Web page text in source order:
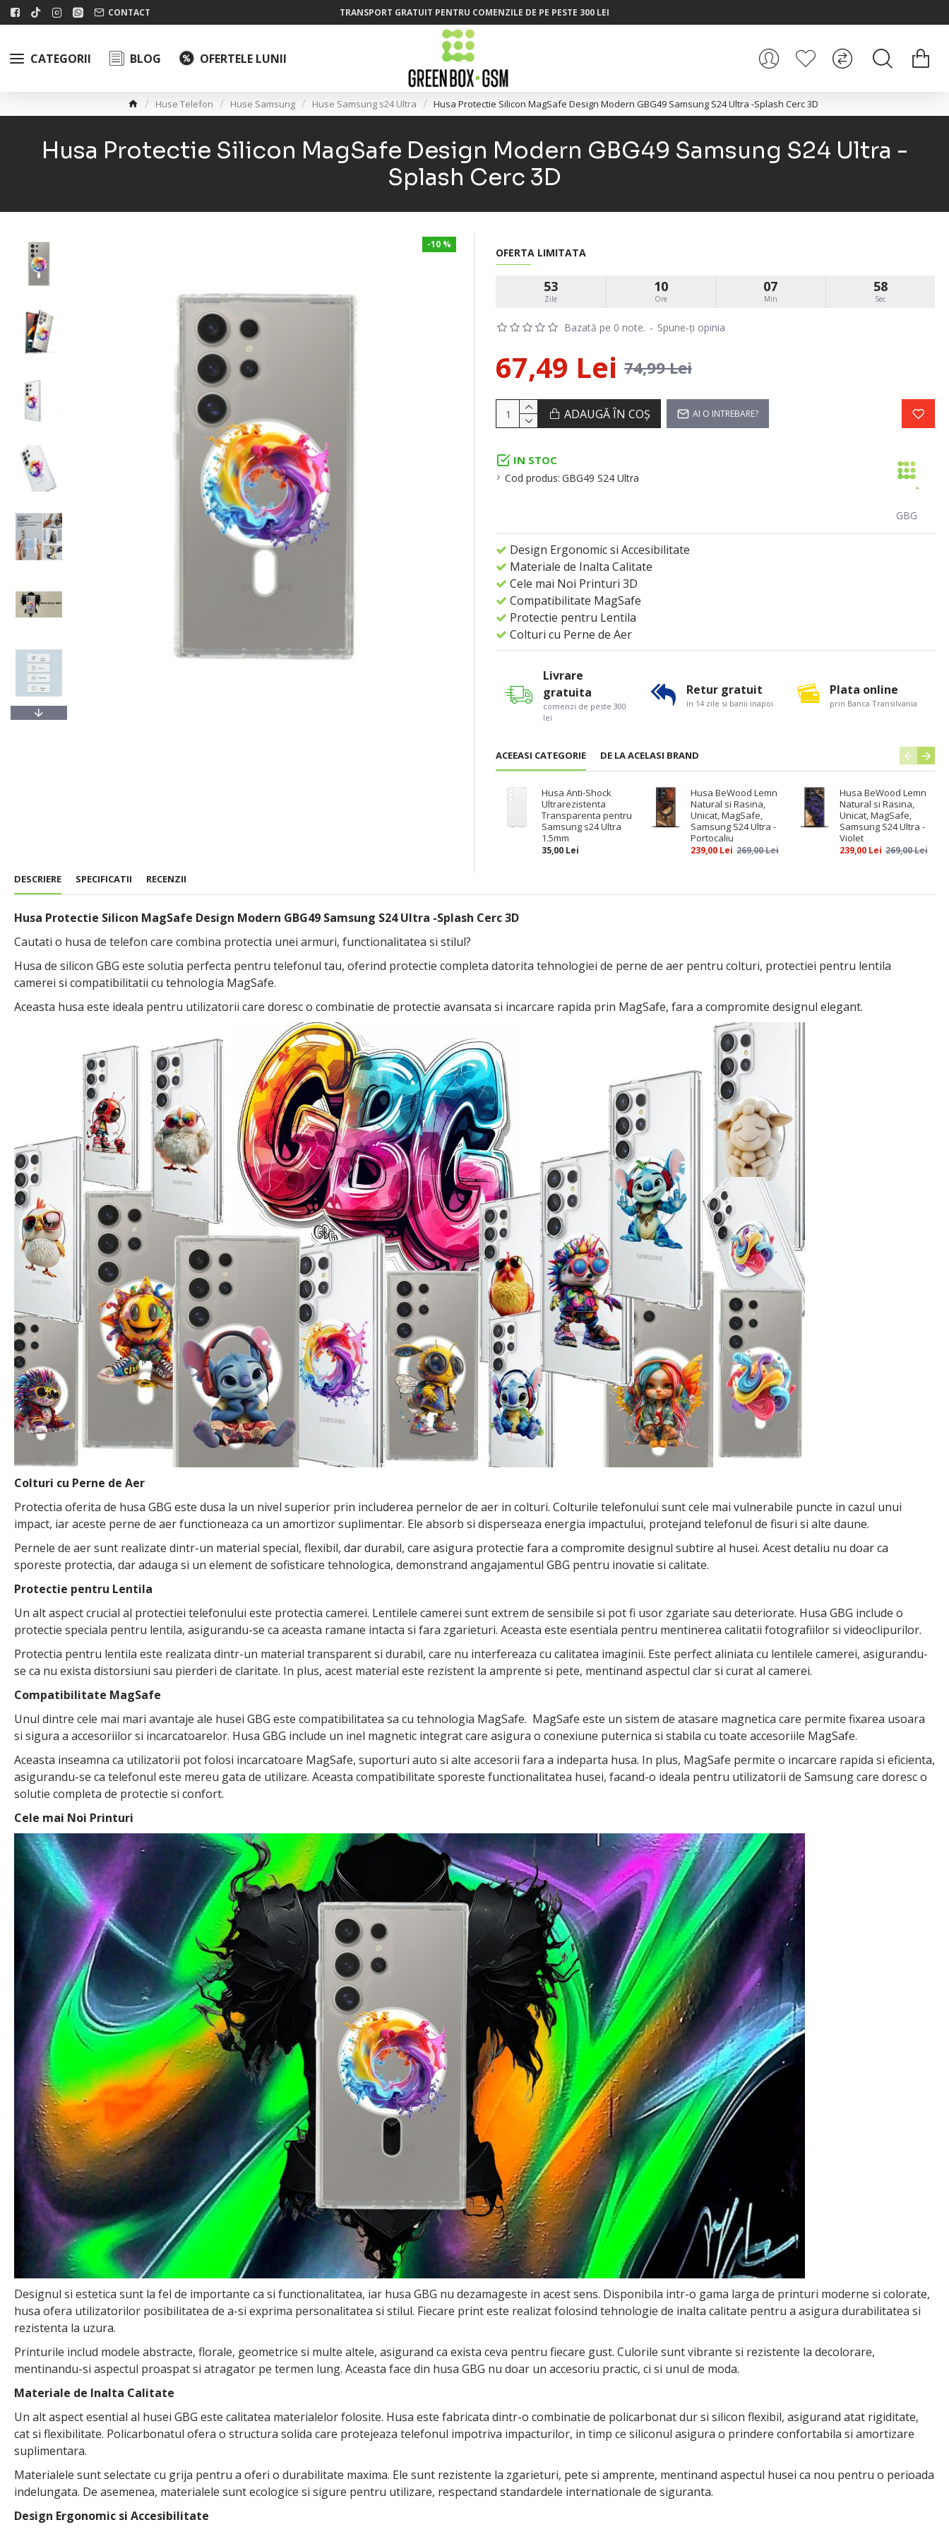
CONTACT TRANSPORT GRATUIT PENTRU COMENZILE DE PE PESTE 300 LEI
CATEGORII BLOG OFERTELE LUNII
Huse Telefon Huse Samsung Huse Samsung s24 Ultra Husa Protectie Silicon MagSafe Design Modern GBG49 Samsung S24 Ultra -Splash Cerc 3D
Husa Protectie Silicon MagSafe Design Modern GBG49 Samsung S24 Ultra -
Splash Cerc 3D
-10 %
IN STOC
Cod produs: GBG49 S24 Ultra
GBG
Design Ergonomic si Accesibilitate
Materiale de Inalta Calitate
Cele mai Noi Printuri 3D
Compatibilitate MagSafe
Protectie pentru Lentila
Colturi cu Perne de Aer
Bazată pe 0 note. - Spune-ţi opinia
OFERTA LIMITATA
53
Zile
10
Ore
07
Min
57
Sec
67,49 Lei 74,99 Lei
ADAUGĂ ÎN COŞ AI O INTREBARE?
ACEEASI CATEGORIE DE LA ACELASI BRAND
Husa Anti-Shock
Ultrarezistenta
Transparenta pentru
Samsung s24 Ultra
1.5mm
35,00 Lei
Husa BeWood Lemn
Natural si Rasina,
Unicat, MagSafe,
Samsung S24 Ultra -
Portocaliu
239,00 Lei 269,00 Lei
Husa BeWood Lemn
Natural si Rasina,
Unicat, MagSafe,
Samsung S24 Ultra -
Violet
239,00 Lei 269,00 Lei
Livrare
gratuita
comenzi de peste 300
lei
Retur gratuit
in 14 zile si banii inapoi
Plata online
prin Banca Transilvania
DESCRIERE SPECIFICATII RECENZII
Husa Protectie Silicon MagSafe Design Modern GBG49 Samsung S24 Ultra -Splash Cerc 3D
Cautati o husa de telefon care combina protectia unei armuri, functionalitatea si stilul?
Husa de silicon GBG este solutia perfecta pentru telefonul tau, oferind protectie completa datorita tehnologiei de perne de aer pentru colturi, protectiei pentru lentila
camerei si compatibilitatii cu tehnologia MagSafe.
Aceasta husa este ideala pentru utilizatorii care doresc o combinatie de protectie avansata si incarcare rapida prin MagSafe, fara a compromite designul elegant.
Colturi cu Perne de Aer
Protectia oferita de husa GBG este dusa la un nivel superior prin includerea pernelor de aer in colturi. Colturile telefonului sunt cele mai vulnerabile puncte in cazul unui
impact, iar aceste perne de aer functioneaza ca un amortizor suplimentar. Ele absorb si disperseaza energia impactului, protejand telefonul de fisuri si alte daune.
Pernele de aer sunt realizate dintr-un material special, flexibil, dar durabil, care asigura protectie fara a compromite designul subtire al husei. Acest detaliu nu doar ca
sporeste protectia, dar adauga si un element de sofisticare tehnologica, demonstrand angajamentul GBG pentru inovatie si calitate.
Protectie pentru Lentila
Un alt aspect crucial al protectiei telefonului este protectia camerei. Lentilele camerei sunt extrem de sensibile si pot fi usor zgariate sau deteriorate. Husa GBG include o
protectie speciala pentru lentila, asigurandu-se ca aceasta ramane intacta si fara zgarieturi. Aceasta este esentiala pentru mentinerea calitatii fotografiilor si videoclipurilor.
Protectia pentru lentila este realizata dintr-un material transparent si durabil, care nu interfereaza cu calitatea imaginii. Este perfect aliniata cu lentilele camerei, asigurandu-
se ca nu exista distorsiuni sau pierderi de claritate. In plus, acest material este rezistent la amprente si pete, mentinand aspectul clar si curat al camerei.
Compatibilitate MagSafe
Unul dintre cele mai mari avantaje ale husei GBG este compatibilitatea sa cu tehnologia MagSafe. MagSafe este un sistem de atasare magnetica care permite fixarea usoara
si sigura a accesoriilor si incarcatoarelor. Husa GBG include un inel magnetic integrat care asigura o conexiune puternica si stabila cu toate accesoriile MagSafe.
Aceasta inseamna ca utilizatorii pot folosi incarcatoare MagSafe, suporturi auto si alte accesorii fara a indeparta husa. In plus, MagSafe permite o incarcare rapida si eficienta,
asigurandu-se ca telefonul este mereu gata de utilizare. Aceasta compatibilitate sporeste functionalitatea husei, facand-o ideala pentru utilizatorii de Samsung care doresc o
solutie completa de protectie si confort.
Cele mai Noi Printuri
Designul si estetica sunt la fel de importante ca si functionalitatea, iar husa GBG nu dezamageste in acest sens. Disponibila intr-o gama larga de printuri moderne si colorate,
husa ofera utilizatorilor posibilitatea de a-si exprima personalitatea si stilul. Fiecare print este realizat folosind tehnologie de inalta calitate pentru a asigura durabilitatea si
rezistenta la uzura.
Printurile includ modele abstracte, florale, geometrice si multe altele, asigurand ca exista ceva pentru fiecare gust. Culorile sunt vibrante si rezistente la decolorare,
mentinandu-si aspectul proaspat si atragator pe termen lung. Aceasta face din husa GBG nu doar un accesoriu practic, ci si unul de moda.
Materiale de Inalta Calitate
Un alt aspect esential al husei GBG este calitatea materialelor folosite. Husa este fabricata dintr-o combinatie de policarbonat dur si silicon flexibil, asigurand atat rigiditate,
cat si flexibilitate. Policarbonatul ofera o structura solida care protejeaza telefonul impotriva impacturilor, in timp ce siliconul asigura o prindere confortabila si amortizare
suplimentara.
Materialele sunt selectate cu grija pentru a oferi o durabilitate maxima. Ele sunt rezistente la zgarieturi, pete si amprente, mentinand aspectul husei ca nou pentru o perioada
indelungata. De asemenea, materialele sunt ecologice si sigure pentru utilizare, respectand standardele internationale de siguranta.
Design Ergonomic si Accesibilitate